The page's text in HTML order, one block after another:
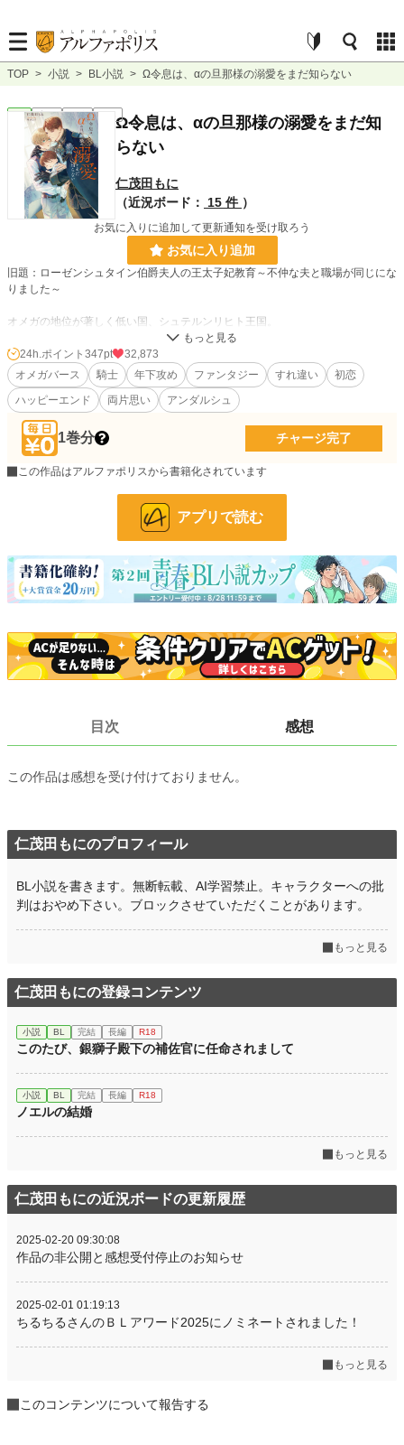
TOP > 小説 > BL小説 > Ω令息は、αの旦那様の溺愛をまだ知らない
BL 完結 長編
Ω令息は、αの旦那様の溺愛をまだ知
らない
仁茂田もに
（近況ボード：
15 件 ）
お気に入りに追加して更新通知を受け取ろう
お気に入り追加
旧題：ローゼンシュタイン伯爵夫人の王太子妃教育～不仲な夫と職場が同じにな
りました～
オメガの地位が著しく低い国、シュテルンリヒト王国。
その王国貴族として密やかに生活するオメガ、ユーリス・ヨルク・ローゼンシュ
タインはある日、新しく王太子の婚約者となった平民出身のオメガ、アデル・ヴ
ァイツェンの教育係に任命される。
王家からの勅命を断ることも出来ず、王宮に出仕することなったユーリスだが、
不仲と噂されるユーリスの夫兼番のギルベルトも騎士として仕えることになって
おり――。
不仲であるとは思わない。けれど、好かれているとも思えない。
顔を会わせるのは三か月に一度の発情期のときだけ。
愛情表現が下手くそすぎる不器用な攻め(α)×健気で一途なだけれど自己評価が低
距離を縮めていくお話です。
R-18シーンには*がつきます。
本編全77話。
完結しました。
第10回BL小説大賞にて奨励賞をいただきました。
BL 732 位 / 31,395 件
お気に入り 4,099
24h.ポイント 347 pt
初回公開日時 2022.09.18 17:25
週間ポイント 3,675 pt (2,743 位)
年間ポイント
24h.ポイント 347pt
32,873
オメガバース
騎士 年下攻め ファンタジー すれ違い
初恋
ハッピーエンド
両片思い アンダルシュ
1巻分 チャージ完了
この作品はアルファポリスから書籍化されています
アプリで読む
目次 感想
この作品は感想を受け付けておりません。
仁茂田もにのプロフィール
BL小説を書きます。無断転載、AI学習禁止。キャラクターへの批
判はおやめ下さい。ブロックさせていただくことがあります。
もっと見る
仁茂田もにの登録コンテンツ
小説 BL 完結 長編 R18
このたび、銀獅子殿下の補佐官に任命されまして
小説 BL 完結 長編 R18
ノエルの結婚
もっと見る
仁茂田もにの近況ボードの更新履歴
2025-02-20 09:30:08
作品の非公開と感想受付停止のお知らせ
2025-02-01 01:19:13
ちるちるさんのＢＬアワード2025にノミネートされました！
もっと見る
このコンテンツについて報告する